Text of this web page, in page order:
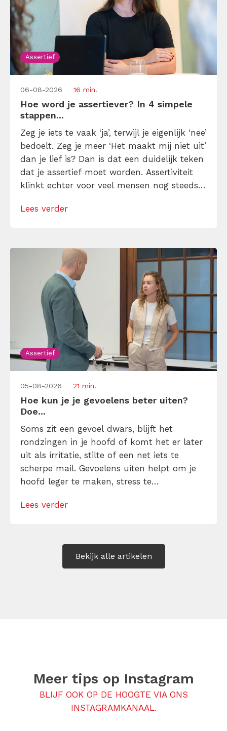
Assertief
06-08-2026 16 min.
Hoe word je assertiever? In 4 simpele
stappen...
Zeg je iets te vaak ‘ja’, terwijl je eigenlijk ‘nee’
bedoelt. Zeg je meer ‘Het maakt mij niet uit’
dan je lief is? Dan is dat een duidelijk teken
dat je assertief moet worden. Assertiviteit
klinkt echter voor veel mensen nog steeds
maar dat is niet zo. Assertiviteit draait juist
Lees verder
Assertief
05-08-2026 21 min.
Hoe kun je je gevoelens beter uiten?
Doe...
Soms zit een gevoel dwars, blijft het
rondzingen in je hoofd of komt het er later
uit als irritatie, stilte of een net iets te
scherpe mail. Gevoelens uiten helpt om je
hoofd leger te maken, stress te
Maar hoe doe je dat zonder drama, verwijt
Lees verder
Bekijk alle artikelen
Meer tips op Instagram
BLIJF OOK OP DE HOOGTE VIA ONS
INSTAGRAMKANAAL.